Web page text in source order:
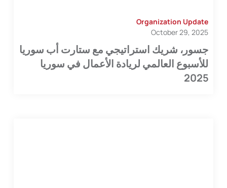
Organization Update
October 29, 2025
جسور، شريك استراتيجي مع ستارت أب سوريا
للأسبوع العالمي لريادة الأعمال في سوريا
2025